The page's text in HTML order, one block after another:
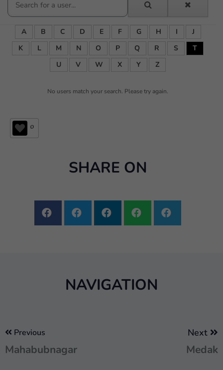
A B C D E F G H I
J
K
L M N O P Q R S
T
U
V W X Y Z
No users match your search. Please try again.
0
SHARE ON
NAVIGATION
Previous
Mahabubnagar
Next
Medak